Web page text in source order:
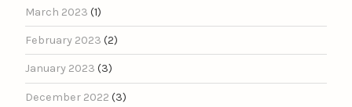
March 2023 (1)
February 2023 (2)
January 2023 (3)
December 2022 (3)